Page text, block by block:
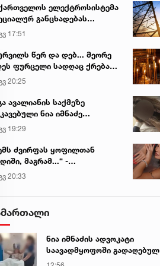
ელექტროსისტემა
განცხადებას
17:51
წერ და დებ... მეორე
ფურცელი სადღაც ქრება
სურვილი სრულდება...“ -
ტაძარი შიდა
20:25
ავალიანის საქმეზე
ნია იმნაძე
გადაჰყავთ
19:29
ძვირფას ყოფილთან
მაგრამ...“ -
პაიჭაძის
აღიარება
20:33
ნია იმნაძის ადვოკატი
საავადმყოფოში გადაღებულ
კადრებს ავრცელებს